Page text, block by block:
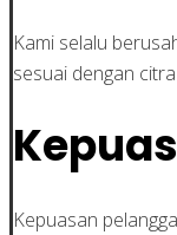
Kami selalu
sesuai dengan
Kepuasan